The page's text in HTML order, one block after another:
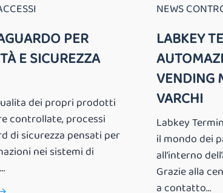
PER
E SICUREZZA
dei propri prodotti
controllate, processi
di sicurezza pensati per
nei sistemi di
NEWS
LABKEY
VENDING
VARCHI
Labkey
il mondo dei
all’interno
Grazie alla
a contatto...